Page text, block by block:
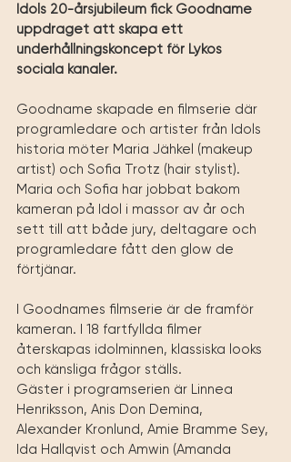
Idols 20-årsjubileum fick Goodname
uppdraget att skapa ett
underhållningskoncept för Lykos
sociala kanaler.
Goodname skapade en filmserie där
programledare och artister från Idols
historia möter Maria Jähkel (makeup
artist) och Sofia Trotz (hair stylist).
Maria och Sofia har jobbat bakom
kameran på Idol i massor av år och
sett till att både jury, deltagare och
programledare fått den glow de
förtjänar.
I Goodnames filmserie är de framför
kameran. I 18 fartfyllda filmer
återskapas idolminnen, klassiska looks
och känsliga frågor ställs.
Gäster i programserien är Linnea
Henriksson, Anis Don Demina,
Alexander Kronlund, Amie Bramme Sey,
Ida Hallqvist och Amwin (Amanda